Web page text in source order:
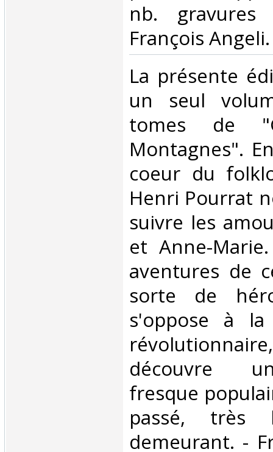
nb.
François
‎La présente
un seul
tomes de
Montagnes".
coeur du
Henri Pourrat
suivre les
et Anne-
aventures de
sorte de
s'oppose à
découvre
fresque
passé,
demeurant. -